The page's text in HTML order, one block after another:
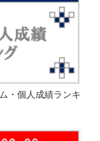
・個人成績ランキ